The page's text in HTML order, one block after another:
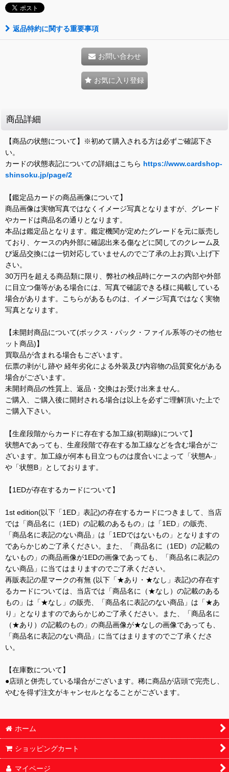
返品特約に関する重要事項
お問い合わせ
お気に入り登録
商品詳細
【商品の状態について】※初めて購入される方は必ずご確認下さ
い。
カードの状態表記についての詳細はこちら https://www.cardshop-
shinsoku.jp/page/2
【鑑定品カードの商品画像について】
商品画像は実物写真ではなくイメージ写真となりますが、グレード
やカードは商品名の通りとなります。
本品は鑑定品となります。鑑定機関が定めたグレードを元に販売し
ており、ケースの内外部に確認出来る傷などに関してのクレーム及
び返品交換には一切対応していませんのでご了承の上お買い上げ下
さい。
30万円を超える商品類に限り、弊社の検品時にケースの内部や外部
に目立つ傷等がある場合には、写真で確認できる様に掲載している
場合があります。こちらがあるものは、イメージ写真ではなく実物
写真となります。
【未開封商品について(ボックス・パック・ファイル系等のその他セ
ット商品)】
買取品が含まれる場合もございます。
伝票の剥がし跡や 経年劣化による外装及び内容物の品質変化がある
場合がございます。
未開封商品の性質上、返品・交換はお受け出来ません。
ご購入、ご購入後に開封される場合は以上を必ずご理解頂いた上で
ご購入下さい。
【生産段階からカードに存在する加工線(初期線)について】
状態Aであっても、生産段階で存在する加工線などを含む場合がご
ざいます。加工線が何本も目立つものは度合いによって「状態A-」
や「状態B」としております。
【1EDが存在するカードについて】
1st edition(以下「1ED」表記)の存在するカードにつきまして、当店
では「商品名に（1ED）の記載のあるもの」は「1ED」の販売、
「商品名に表記のない商品」は「1EDではないもの」となりますの
であらかじめご了承ください。また、「商品名に（1ED）の記載の
ないもの」の商品画像が1EDの画像であっても、「商品名に表記の
ない商品」に当てはまりますのでご了承ください。
再販表記の星マークの有無 (以下「★あり・★なし」表記)の存在す
るカードについては、当店では「商品名に（★なし）の記載のある
もの」は「★なし」の販売、「商品名に表記のない商品」は「★あ
り」となりますのであらかじめご了承ください。また、「商品名に
（★あり）の記載のもの」の商品画像が★なしの画像であっても、
「商品名に表記のない商品」に当てはまりますのでご了承くださ
い。
【在庫数について】
●店頭と併売している場合がございます。稀に商品が店頭で完売し、
やむを得ず注文がキャンセルとなることがございます。
ホーム
ショッピングカート
マイページ